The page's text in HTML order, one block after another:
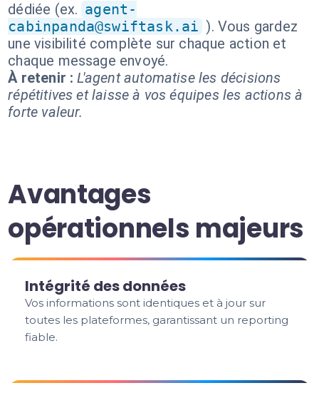
dédiée (ex. agent-
cabinpanda@swiftask.ai ). Vous gardez
une visibilité complète sur chaque action et
chaque message envoyé.
À retenir : L'agent automatise les décisions
répétitives et laisse à vos équipes les actions à
forte valeur.
Avantages
opérationnels majeurs
Intégrité des données
Vos informations sont identiques et à jour sur
toutes les plateformes, garantissant un reporting
fiable.